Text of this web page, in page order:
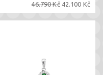
46.790 Kč42.100 Kč